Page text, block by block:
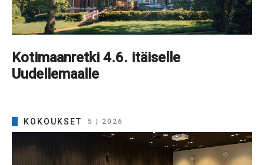
Kotimaanretki 4.6. itäiselle
Uudellemaalle
KOKOUKSET 5 | 2026